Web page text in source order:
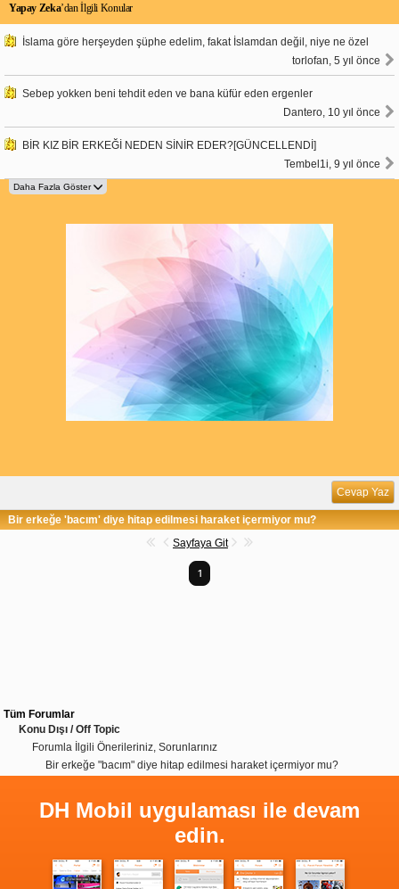
Yapay Zeka’dan İlgili Konular
İslama göre herşeyden şüphe edelim, fakat İslamdan değil, niye ne özel
torlofan, 5 yıl önce
Sebep yokken beni tehdit eden ve bana küfür eden ergenler
Dantero, 10 yıl önce
BİR KIZ BİR ERKEĞİ NEDEN SİNİR EDER?[GÜNCELLENDİ]
Tembel1i, 9 yıl önce
Cevap Yaz
Bir erkeğe 'bacım' diye hitap edilmesi haraket içermiyor mu?
Sayfaya Git
1
Tüm Forumlar
Konu Dışı / Off Topic
Forumla İlgili Önerileriniz, Sorunlarınız
Bir erkeğe "bacım" diye hitap edilmesi haraket içermiyor mu?
DH Mobil uygulaması ile devam
edin.